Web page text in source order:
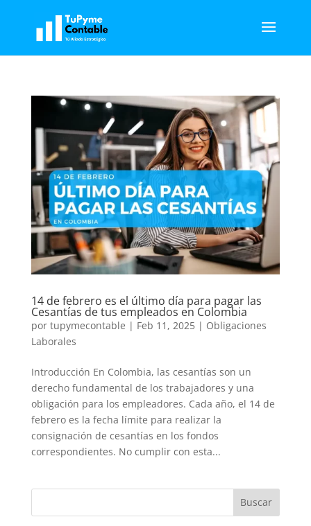
14 de febrero es el último día para pagar las
Cesantías de tus empleados en Colombia
por tupymecontable | Feb 11, 2025| Obligaciones
Laborales
Introducción En Colombia, las cesantías son un
derecho fundamental de los trabajadores y una
obligación para los empleadores. Cada año, el 14 de
febrero es la fecha límite para realizar la
consignación de cesantías en los fondos
correspondientes. No cumplir con esta...